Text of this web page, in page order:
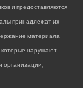
и предоставляются
принадлежат их
материала
нарушают